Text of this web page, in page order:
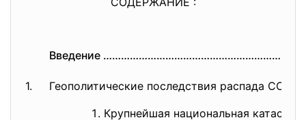
Введение ………………………………………………………
1.
Геополитические последствия распада
Крупнейшая национальная